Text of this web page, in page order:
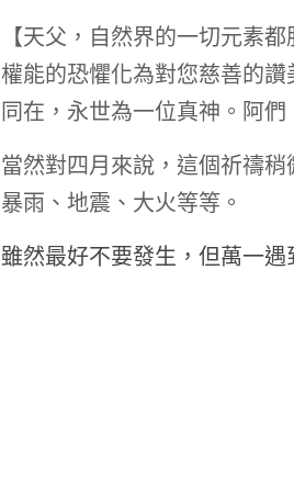
【天父，自然界的一切元素
權能的恐懼化為對您慈善的
同在，永世為一位真神。阿們
當然對四月來說，這個祈禱
暴雨、地震、大火等等。
雖然最好不要發生，但萬一